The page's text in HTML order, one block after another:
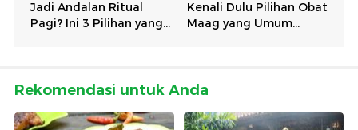
Rekomendasi untuk Anda